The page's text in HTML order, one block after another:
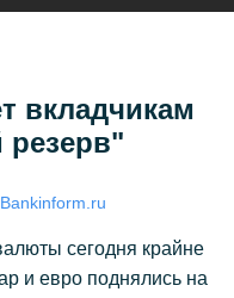
вкладчикам
сегодня крайне
и евро поднялись на